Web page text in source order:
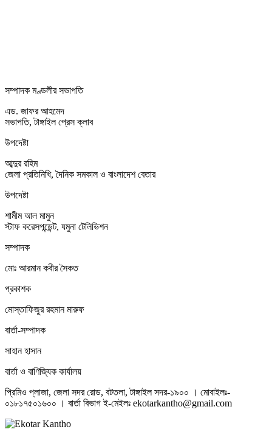
সম্পাদক মণ্ডলীর সভাপতি
এড. জাফর আহমেদ
সভাপতি, টাঙ্গাইল প্রেস ক্লাব
উপদেষ্টা
আব্দুর রহিম
জেলা প্রতিনিধি, দৈনিক সমকাল ও বাংলাদেশ বেতার
উপদেষ্টা
শামীম আল মামুন
স্টাফ করেসপন্ডেন্ট, যমুনা টেলিভিশন
সম্পাদক
মোঃ আরমান কবীর সৈকত
প্রকাশক
মোস্তাফিজুর রহমান মারুফ
বার্তা-সম্পাদক
সাহান হাসান
বার্তা ও বাণিজ্যিক কার্যালয়
প্রিমিও প্লাজা, জেলা সদর রোড, বটতলা, টাঙ্গাইল সদর-১৯০০ । মোবাইলঃ-
০১৮১৭৫০১৬০০ । বার্তা বিভাগ ই-মেইলঃ ekotarkantho@gmail.com